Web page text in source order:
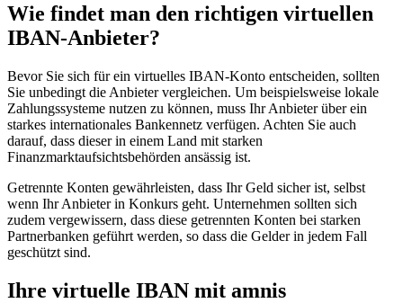
Wie findet man den richtigen virtuellen
IBAN-Anbieter?
Bevor Sie sich für ein virtuelles IBAN-Konto entscheiden, sollten
Sie unbedingt die Anbieter vergleichen. Um beispielsweise lokale
Zahlungssysteme nutzen zu können, muss Ihr Anbieter über ein
starkes internationales Bankennetz verfügen. Achten Sie auch
darauf, dass dieser in einem Land mit starken
Finanzmarktaufsichtsbehörden ansässig ist.
Getrennte Konten gewährleisten, dass Ihr Geld sicher ist, selbst
wenn Ihr Anbieter in Konkurs geht. Unternehmen sollten sich
zudem vergewissern, dass diese getrennten Konten bei starken
Partnerbanken geführt werden, so dass die Gelder in jedem Fall
geschützt sind.
Ihre virtuelle IBAN mit amnis